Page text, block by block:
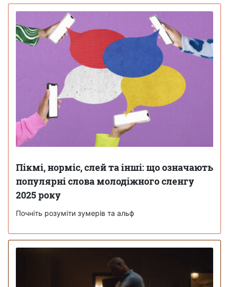
Пікмі, норміс, слей та інші: що означають
популярні слова молодіжного сленгу
2025 року
Почніть розуміти зумерів та альф